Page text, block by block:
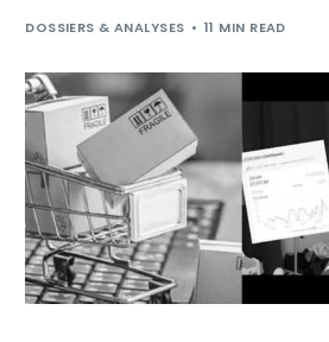
DOSSIERS & ANALYSES 11 MIN READ